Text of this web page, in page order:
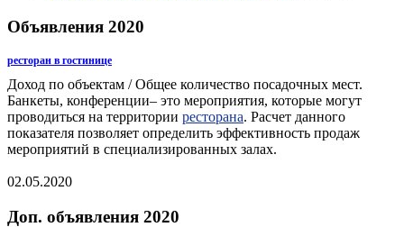
Объявления 2020
ресторан в гостинице
Доход по объектам / Общее количество посадочных мест.
Банкеты, конференции– это мероприятия, которые могут
проводиться на территории ресторана. Расчет данного
показателя позволяет определить эффективность продаж
мероприятий в специализированных залах.
02.05.2020
Доп. объявления 2020